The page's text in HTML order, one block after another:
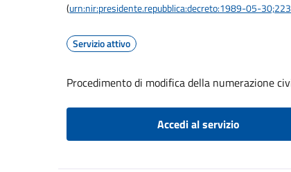
(urn:nir:presidente.repubblica:decreto:1989-05-
Servizio attivo
Procedimento di modifica della numerazione
Accedi al servizio